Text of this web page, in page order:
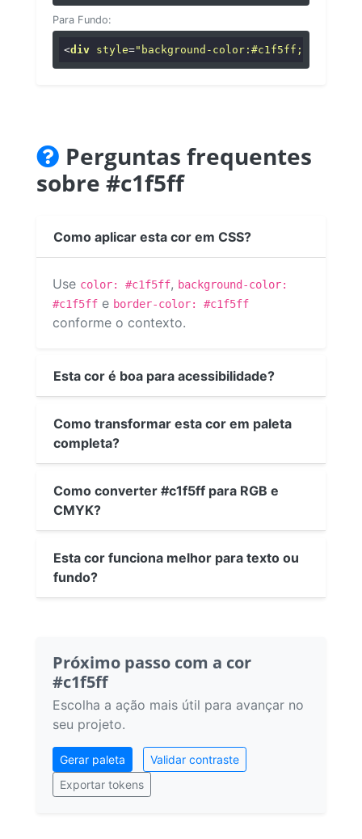
Para Fundo:
<div style="background-color:#c1f5ff;"
Perguntas frequentes
sobre #c1f5ff
Como aplicar esta cor em CSS?
Use color: #c1f5ff, background-color:
#c1f5ff e border-color: #c1f5ff
conforme o contexto.
Esta cor é boa para acessibilidade?
Como transformar esta cor em paleta
completa?
Como converter #c1f5ff para RGB e
CMYK?
Esta cor funciona melhor para texto ou
fundo?
Próximo passo com a cor
#c1f5ff
Escolha a ação mais útil para avançar no
seu projeto.
Gerar paleta
Validar contraste
Exportar tokens